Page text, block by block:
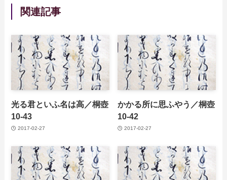
関連記事
光る君といふ名は高／桐壺
10-43
2017-02-27
かかる所に思ふやう／桐壺
10-42
2017-02-27